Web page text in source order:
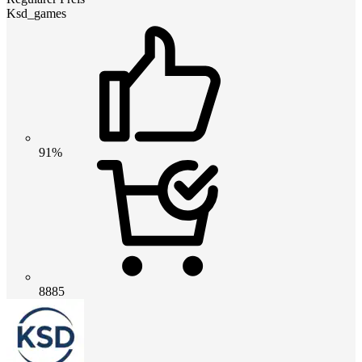
Ksd_games
91%
8885